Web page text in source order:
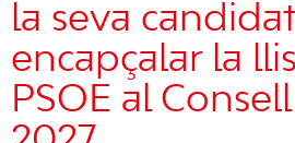
la seva
encapçalar la
PSOE al